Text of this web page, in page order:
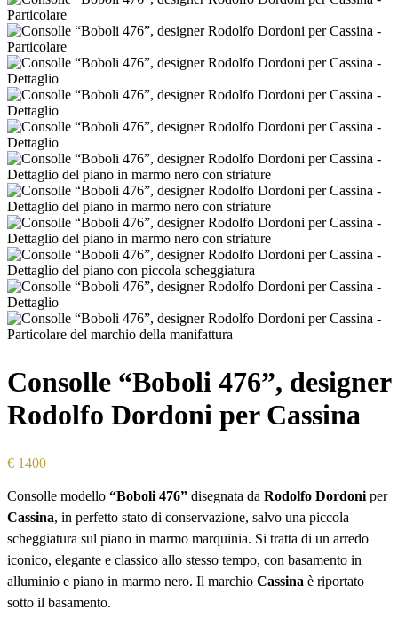
Consolle “Boboli 476”, designer
Rodolfo Dordoni per Cassina
€ 1400
Consolle modello “Boboli 476” disegnata da Rodolfo Dordoni per
Cassina, in perfetto stato di conservazione, salvo una piccola
scheggiatura sul piano in marmo marquinia. Si tratta di un arredo
iconico, elegante e classico allo stesso tempo, con basamento in
alluminio e piano in marmo nero. Il marchio Cassina è riportato
sotto il basamento.